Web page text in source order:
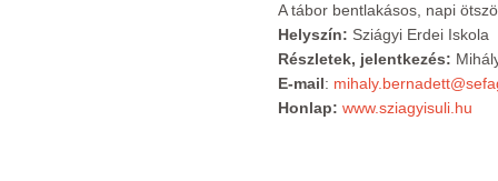
A tábor bentlakásos, napi
Helyszín: Sziágyi Erdei Iskola
Részletek, jelentkezés:
E-mail:
Honlap: www.sziagyisuli.hu